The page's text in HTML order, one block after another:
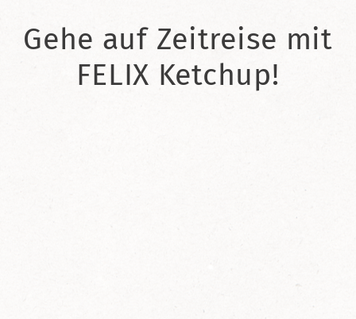
Gehe auf Zeitreise mit
FELIX Ketchup!